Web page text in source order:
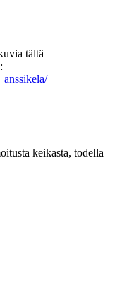
tältä
keikasta, todella